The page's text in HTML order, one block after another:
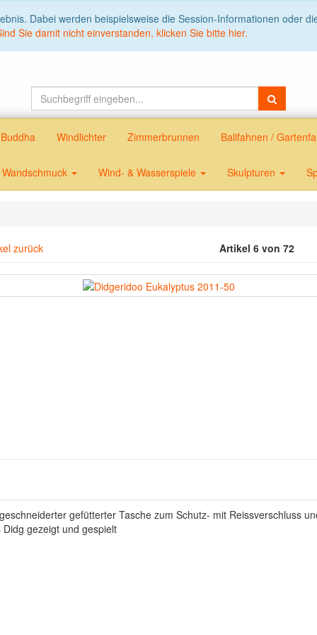
Dabei werden beispielsweise die Session-Informationen oder
Sie damit nicht einverstanden, klicken Sie bitte hier.
Buddha Windlichter Zimmerbrunnen Balifahnen /
Wandschmuck Wind- & Wasserspiele Skulpturen
zurück Artikel 6 von 72
gefütterter Tasche zum Schutz- mit Reissverschluss
gezeigt und gespielt